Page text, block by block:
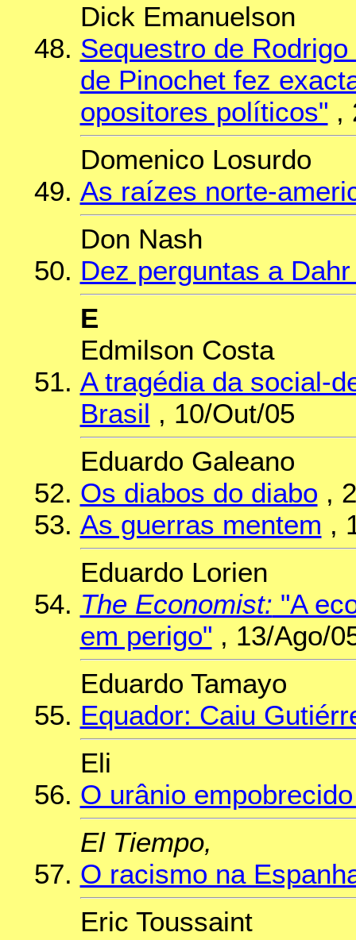
Dick Emanuelson
Sequestro de
de Pinochet fez
opositores políticos" ,
Domenico Losurdo
As raízes norte-
Don Nash
Dez perguntas a
E
Edmilson Costa
A tragédia da social-
Brasil , 10/Out/05
Eduardo Galeano
Os diabos do diabo ,
As guerras mentem ,
Eduardo Lorien
The Economist: "A
em perigo" , 13/Ago/
Eduardo Tamayo
Equador: Caiu
Eli
O urânio
El Tiempo,
O racismo na
Eric Toussaint